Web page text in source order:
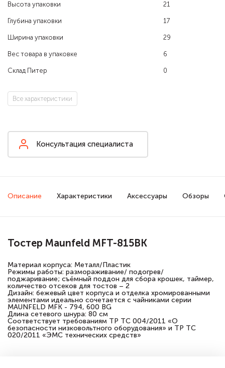
Высота упаковки 21
Глубина упаковки 17
Ширина упаковки 29
Вес товара в упаковке 6
Склад Питер 0
Все характеристики
Консультация специалиста
Описание Характеристики Аксессуары Обзоры
Тостер Maunfeld MFT-815BK
Материал корпуса: Металл/Пластик
Режимы работы: размораживание/ подогрев/
поджаривание; съёмный поддон для сбора крошек, таймер,
количество отсеков для тостов – 2
Дизайн: бежевый цвет корпуса и отделка хромированными
элементами идеально сочетается с чайниками серии
MAUNFELD MFK - 794, 600 BG
Длина сетевого шнура: 80 см
Соответствует требованиям ТР ТС 004/2011 «О
безопасности низковольтного оборудования» и ТР ТС
020/2011 «ЭМС технических средств»